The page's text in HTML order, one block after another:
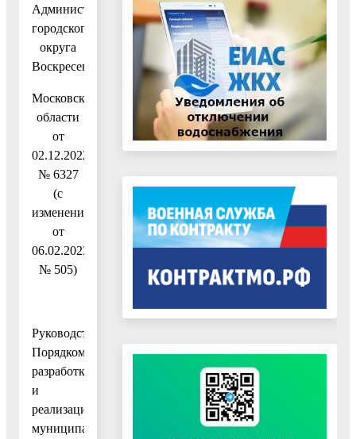
Администрации
городского
округа
Воскресенск
Московской
области
от
02.12.2022
№ 6327
(с
изменениями
от
06.02.2023
№ 505)
Руководствуясь
Порядком
разработки
и
реализации
муниципальных